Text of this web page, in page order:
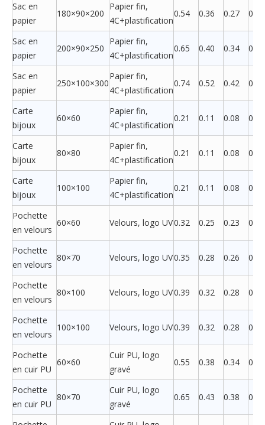
Sac en
papier
180×90×200
Papier fin,
4C+plastification
0.54 0.36 0.27 0.23
Sac en
papier
200×90×250
Papier fin,
4C+plastification
0.65 0.40 0.34 0.27
Sac en
papier
250×100×300
Papier fin,
4C+plastification
0.74 0.52 0.42 0.37
Carte
bijoux
60×60
Papier fin,
4C+plastification
0.21 0.11 0.08 0.04
Carte
bijoux
80×80
Papier fin,
4C+plastification
0.21 0.11 0.08 0.04
Carte
bijoux
100×100
Papier fin,
4C+plastification
0.21 0.11 0.08 0.04
Pochette
en velours
60×60 Velours, logo UV0.32 0.25 0.23 0.21
Pochette
en velours
80×70 Velours, logo UV0.35 0.28 0.26 0.24
Pochette
en velours
80×100 Velours, logo UV0.39 0.32 0.28 0.26
Pochette
en velours
100×100 Velours, logo UV0.39 0.32 0.28 0.26
Pochette
en cuir PU
60×60
Cuir PU, logo
gravé
0.55 0.38 0.34 0.22
Pochette
en cuir PU
80×70
Cuir PU, logo
gravé
0.65 0.43 0.38 0.32